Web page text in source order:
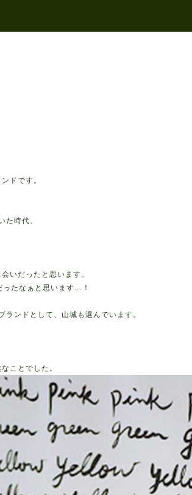
ドです。
た時代、
いだったと思います。
たなぁと思います…！
ンドとして、山城も選んでいます。
ことでした。